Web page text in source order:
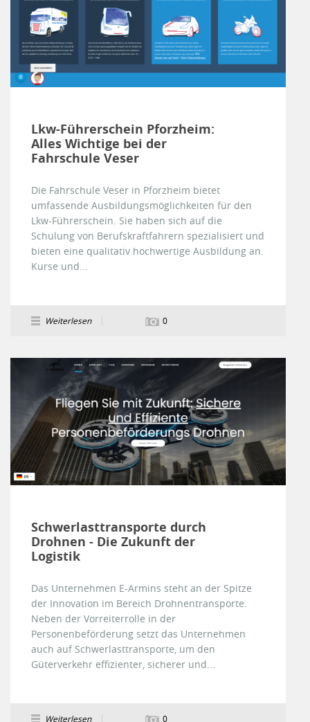
Lkw-Führerschein Pforzheim:
Alles Wichtige bei der
Fahrschule Veser
Die Fahrschule Veser in Pforzheim bietet
umfassende Ausbildungsmöglichkeiten für den
Lkw-Führerschein. Sie haben sich auf die
Schulung von Berufskraftfahrern spezialisiert und
bieten eine qualitativ hochwertige Ausbildung an.
Kurse und...
Weiterlesen 0
Schwerlasttransporte durch
Drohnen - Die Zukunft der
Logistik
Das Unternehmen E-Armins steht an der Spitze
der Innovation im Bereich Drohnentransporte.
Neben der Vorreiterrolle in der
Personenbeförderung setzt das Unternehmen
auch auf Schwerlasttransporte, um den
Güterverkehr effizienter, sicherer und...
Weiterlesen 0